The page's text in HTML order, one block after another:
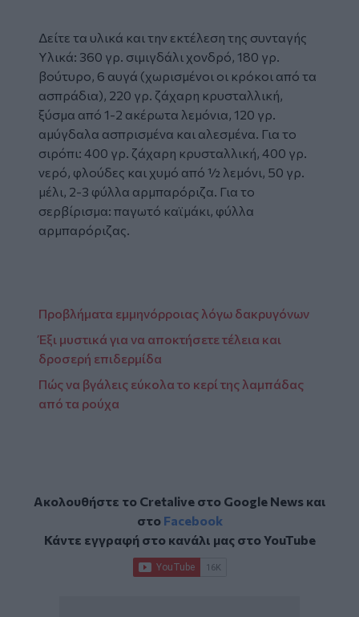
Δείτε τα υλικά και την εκτέλεση της συνταγής
Υλικά: 360 γρ. σιμιγδάλι χονδρό, 180 γρ.
βούτυρο, 6 αυγά (χωρισμένοι οι κρόκοι από τα
ασπράδια), 220 γρ. ζάχαρη κρυσταλλική,
ξύσμα από 1-2 ακέρωτα λεμόνια, 120 γρ.
αμύγδαλα ασπρισμένα και αλεσμένα. Για το
σιρόπι: 400 γρ. ζάχαρη κρυσταλλική, 400 γρ.
νερό, φλούδες και χυμό από ½ λεμόνι, 50 γρ.
μέλι, 2-3 φύλλα αρμπαρόριζα. Για το
σερβίρισμα: παγωτό καϊμάκι, φύλλα
αρμπαρόριζας.
Προβλήματα εμμηνόρροιας λόγω δακρυγόνων
Έξι μυστικά για να αποκτήσετε τέλεια και
δροσερή επιδερμίδα
Πώς να βγάλεις εύκολα το κερί της λαμπάδας
από τα ρούχα
Ακολουθήστε το Cretalive στο Google Newsκαι
στο Facebook
Κάντε εγγραφή στο κανάλι μας στοYouTube